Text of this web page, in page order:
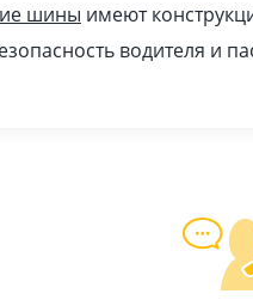
шины имеют
водителя и